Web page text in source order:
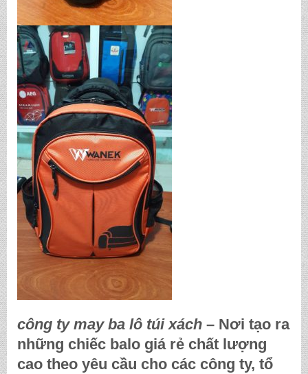
công ty may ba lô túi xách – Nơi tạo ra
những chiếc balo giá rẻ chất lượng
cao theo yêu cầu cho các công ty, tổ